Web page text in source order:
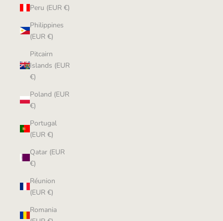
Peru (EUR €)
Philippines
(EUR €)
Pitcairn
Islands (EUR
€)
Poland (EUR
€)
Portugal
(EUR €)
Qatar (EUR
€)
Réunion
(EUR €)
Romania